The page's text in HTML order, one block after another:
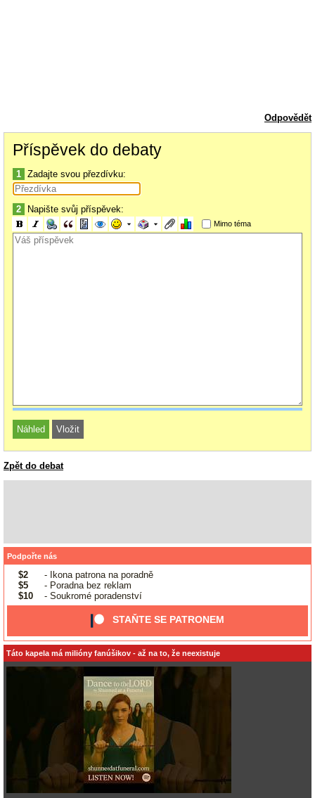
Odpovědět
Příspěvek do debaty
1 Zadajte svou přezdívku:
2 Napište svůj příspěvek:
Mimo téma
Zpět do debat
Podpořte nás
$2
- Ikona patrona na poradně
$5
- Poradna bez reklam
$10
- Soukromé poradenství
STAŇTE SE PATRONEM
Táto kapela má milióny fanúšikov - až na to, že neexistuje